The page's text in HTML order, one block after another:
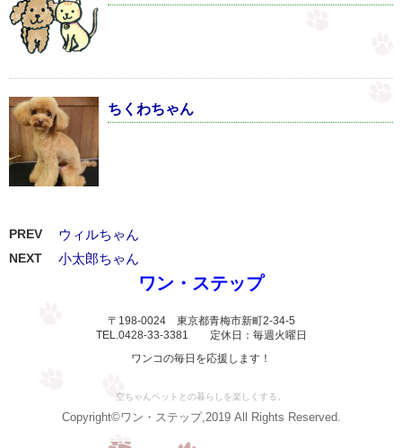
ちくわちゃん
PREV ウィルちゃん
NEXT 小太郎ちゃん
ワン・ステップ
〒198-0024 東京都青梅市新町2-34-5
TEL.0428-33-3381 定休日：毎週火曜日
ワンコの毎日を応援します！
空ちゃんペットとの暮らしを楽しくする。
Copyright©ワン・ステップ,2019 All Rights Reserved.